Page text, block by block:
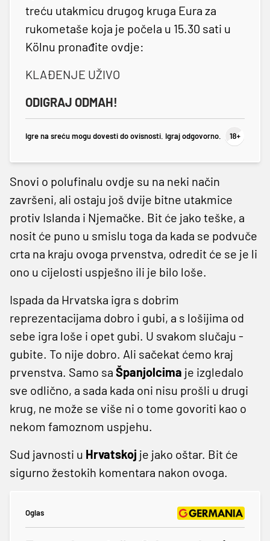
treću utakmicu drugog kruga Eura za
rukometaše koja je počela u 15.30 sati u
Kölnu pronađite ovdje:
KLAĐENJE UŽIVO
ODIGRAJ ODMAH!
Igre na sreću mogu dovesti do ovisnosti. Igraj odgovorno.
Snovi o polufinalu ovdje su na neki način
završeni, ali ostaju još dvije bitne utakmice
protiv Islanda i Njemačke. Bit će jako teške, a
nosit će puno u smislu toga da kada se podvuče
crta na kraju ovoga prvenstva, odredit će se je li
ono u cijelosti uspješno ili je bilo loše.
Ispada da Hrvatska igra s dobrim
reprezentacijama dobro i gubi, a s lošijima od
sebe igra loše i opet gubi. U svakom slučaju -
gubite. To nije dobro. Ali sačekat ćemo kraj
prvenstva. Samo sa Španjolcima je izgledalo
sve odlično, a sada kada oni nisu prošli u drugi
krug, ne može se više ni o tome govoriti kao o
nekom famoznom uspjehu.
Sud javnosti u Hrvatskoj je jako oštar. Bit će
sigurno žestokih komentara nakon ovoga.
Oglas